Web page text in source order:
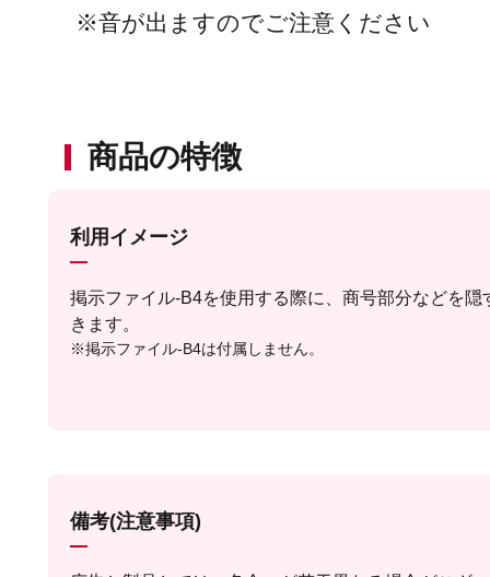
※音が出ますのでご注意ください
商品の特徴
利用イメージ
掲示ファイル-B4を使用する際に、商号部分などを隠
きます。
※掲示ファイル-B4は付属しません。
備考(注意事項)